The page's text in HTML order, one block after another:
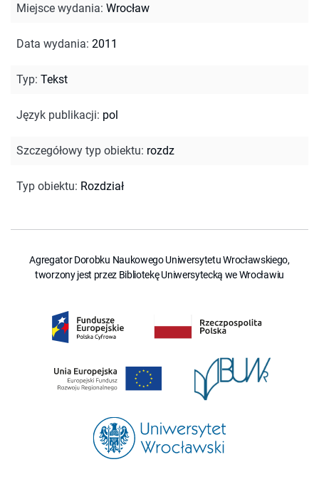
Miejsce wydania: Wrocław
Data wydania: 2011
Typ: Tekst
Język publikacji: pol
Szczegółowy typ obiektu: rozdz
Typ obiektu: Rozdział
Agregator Dorobku Naukowego Uniwersytetu Wrocławskiego,
tworzony jest przez Bibliotekę Uniwersytecką we Wrocławiu